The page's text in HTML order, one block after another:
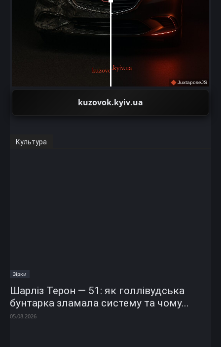
JuxtaposeJS
kuzovok.kyiv.ua
Культура
Зірки
Шарліз Терон — 51: як голлівудська
бунтарка зламала систему та чому...
05.08.2026